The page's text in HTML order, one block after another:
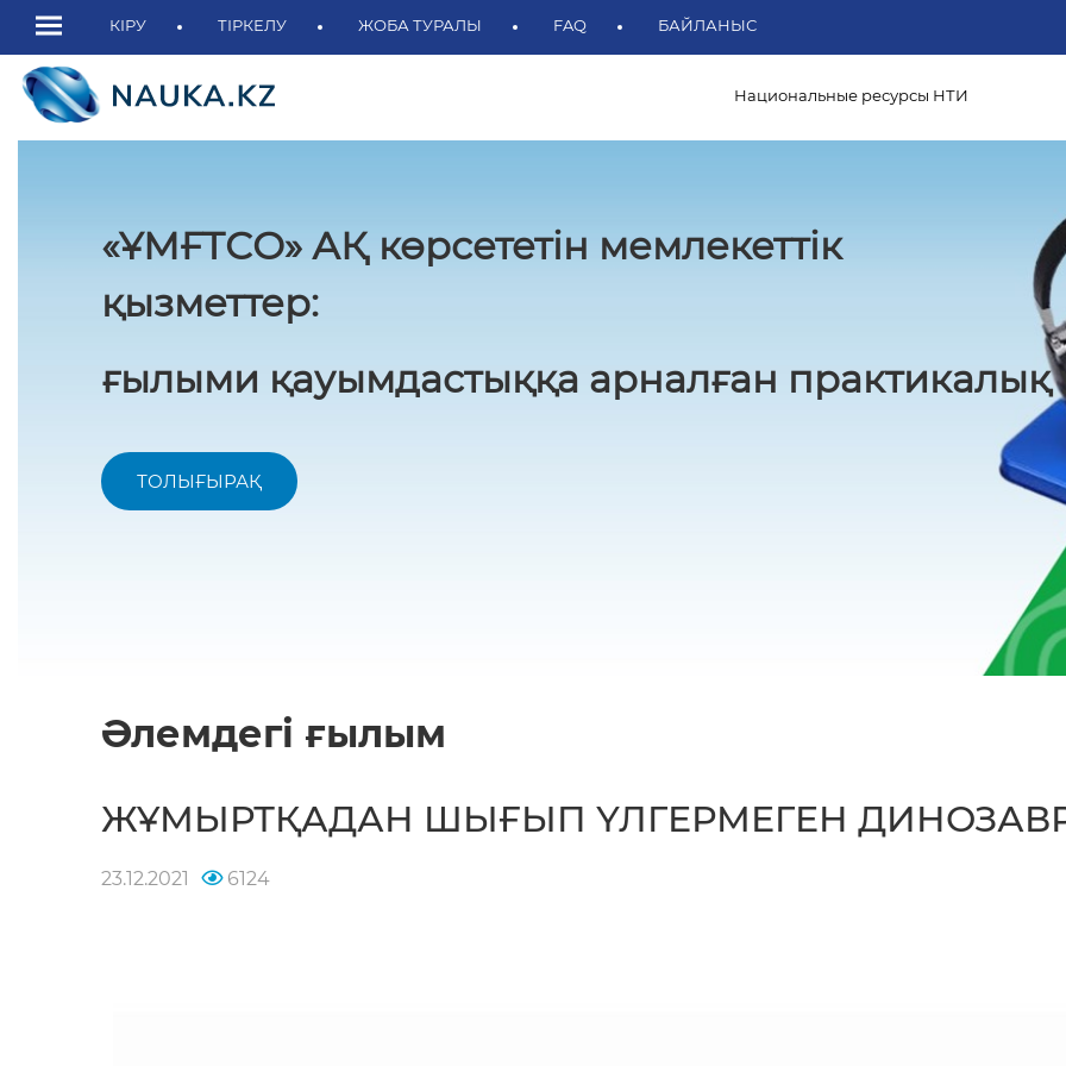
КІРУ ТІРКЕЛУ ЖОБА ТУРАЛЫ FAQ БАЙЛАНЫС
Национальные ресурсы НТИ
«ҰМҒТСО» АҚ көрсететін мемлекеттік
қызметтер:
ғылыми қауымдастыққа арналған практикалық
ТОЛЫҒЫРАҚ
Әлемдегі ғылым
ЖҰМЫРТҚАДАН ШЫҒЫП ҮЛГЕРМЕГЕН
23.12.2021 6124